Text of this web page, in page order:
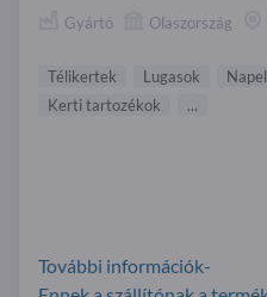
Gyártó Olaszország
Télikertek Lugasok
Kerti tartozékok
...
További információk-